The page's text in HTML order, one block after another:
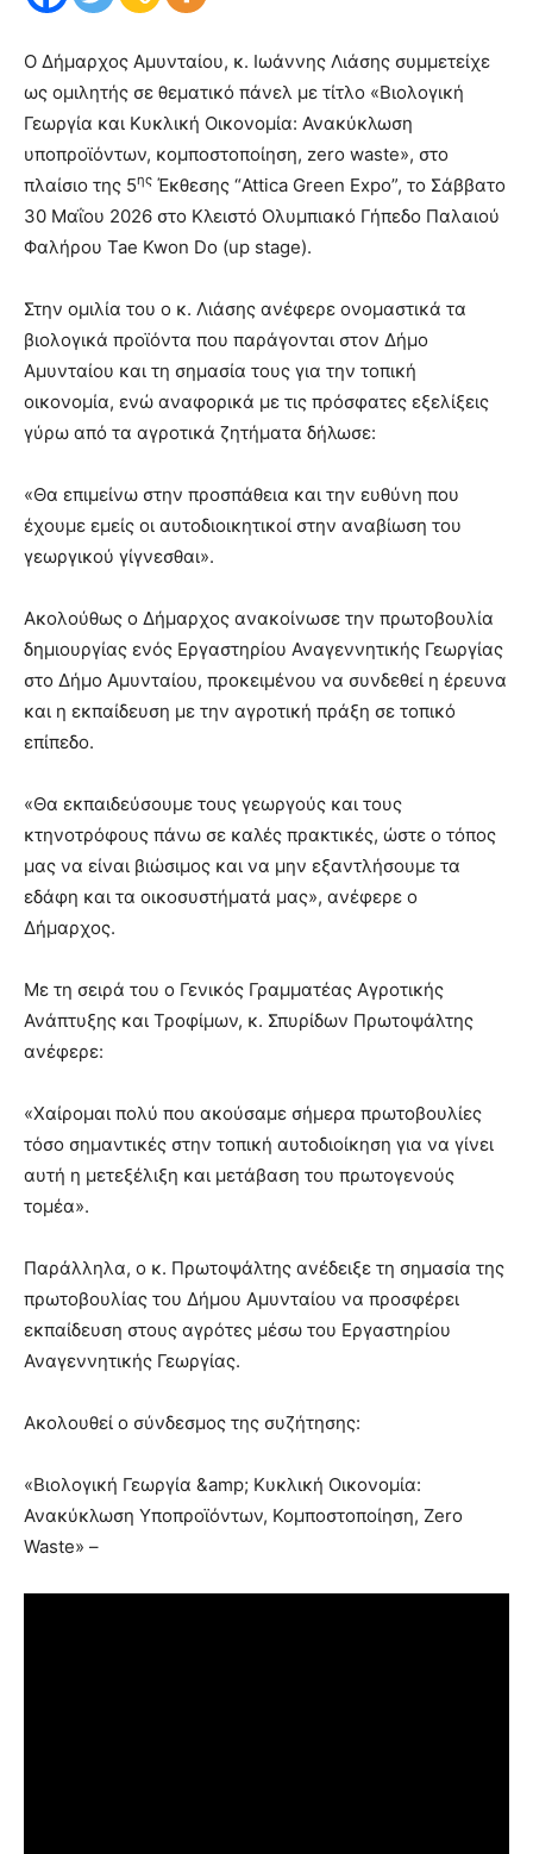
Ο Δήμαρχος Αμυνταίου, κ. Ιωάννης Λιάσης συμμετείχε
ως ομιλητής σε θεματικό πάνελ με τίτλο «Βιολογική
Γεωργία και Κυκλική Οικονομία: Ανακύκλωση
υποπροϊόντων, κομποστοποίηση, zero waste», στο
πλαίσιο της 5ης Έκθεσης “Attica Green Expo”, το Σάββατο
30 Μαΐου 2026 στο Κλειστό Ολυμπιακό Γήπεδο Παλαιού
Φαλήρου Tae Kwon Do (up stage).
Στην ομιλία του ο κ. Λιάσης ανέφερε ονομαστικά τα
βιολογικά προϊόντα που παράγονται στον Δήμο
Αμυνταίου και τη σημασία τους για την τοπική
οικονομία, ενώ αναφορικά με τις πρόσφατες εξελίξεις
γύρω από τα αγροτικά ζητήματα δήλωσε:
«Θα επιμείνω στην προσπάθεια και την ευθύνη που
έχουμε εμείς οι αυτοδιοικητικοί στην αναβίωση του
γεωργικού γίγνεσθαι».
Ακολούθως ο Δήμαρχος ανακοίνωσε την πρωτοβουλία
δημιουργίας ενός Εργαστηρίου Αναγεννητικής Γεωργίας
στο Δήμο Αμυνταίου, προκειμένου να συνδεθεί η έρευνα
και η εκπαίδευση με την αγροτική πράξη σε τοπικό
επίπεδο.
«Θα εκπαιδεύσουμε τους γεωργούς και τους
κτηνοτρόφους πάνω σε καλές πρακτικές, ώστε ο τόπος
μας να είναι βιώσιμος και να μην εξαντλήσουμε τα
εδάφη και τα οικοσυστήματά μας», ανέφερε ο
Δήμαρχος.
Με τη σειρά του ο Γενικός Γραμματέας Αγροτικής
Ανάπτυξης και Τροφίμων, κ. Σπυρίδων Πρωτοψάλτης
ανέφερε:
«Χαίρομαι πολύ που ακούσαμε σήμερα πρωτοβουλίες
τόσο σημαντικές στην τοπική αυτοδιοίκηση για να γίνει
αυτή η μετεξέλιξη και μετάβαση του πρωτογενούς
τομέα».
Παράλληλα, ο κ. Πρωτοψάλτης ανέδειξε τη σημασία της
πρωτοβουλίας του Δήμου Αμυνταίου να προσφέρει
εκπαίδευση στους αγρότες μέσω του Εργαστηρίου
Αναγεννητικής Γεωργίας.
Ακολουθεί ο σύνδεσμος της συζήτησης:
«Βιολογική Γεωργία &amp; Κυκλική Οικονομία:
Ανακύκλωση Υποπροϊόντων, Κομποστοποίηση, Zero
Waste» –